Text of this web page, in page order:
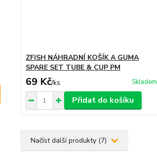
ZFISH NÁHRADNÍ KOŠÍK A GUMA
SPARE SET TUBE & CUP PM
69 Kč/ks Skladem
Přidat do košíku
Načíst další produkty (7)